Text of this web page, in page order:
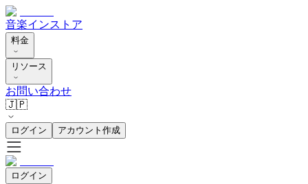
音楽インストア
料金
リソース
お問い合わせ
🇯🇵
ログイン アカウント作成
ログイン